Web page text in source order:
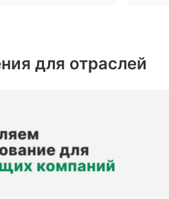
для отраслей